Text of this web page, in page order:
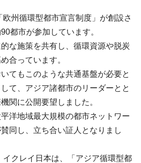
州循環型都市宣言制度」が創設さ
都市が参加しています。
な施策を共有し、循環資源や脱炭
合っています。
てもこのような共通基盤が必要と
て、アジア諸都市のリーダーとと
関に公開要望しました。
洋地域最大規模の都市ネットワー
同し、立ち合い証人となりまし
クレイ日本は、「アジア循環型都